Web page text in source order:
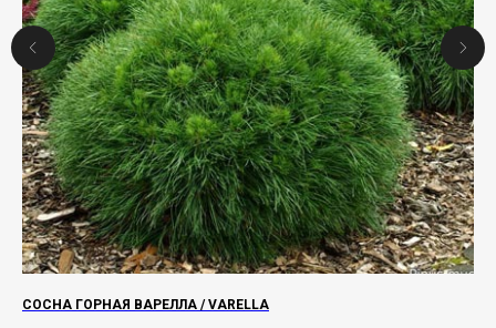
СОСНА ГОРНАЯ ВАРЕЛЛА / VARELLA